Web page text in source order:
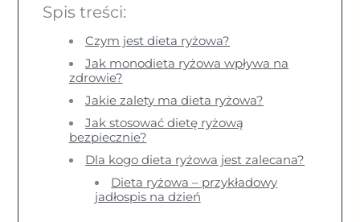
Spis treści:
Czym jest dieta ryżowa?
Jak monodieta ryżowa wpływa na
zdrowie?
Jakie zalety ma dieta ryżowa?
Jak stosować dietę ryżową
bezpiecznie?
Dla kogo dieta ryżowa jest zalecana?
Dieta ryżowa – przykładowy
jadłospis na dzień